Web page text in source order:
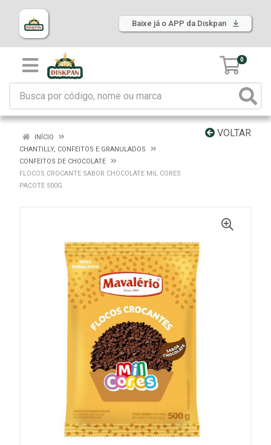
Baixe já o APP da Diskpan
0
VOLTAR
INÍCIO
CHANTILLY, CONFEITOS E GRANULADOS
CONFEITOS DE CHOCOLATE
FLOCOS CROCANTE SABOR CHOCOLATE MIL CORES
PACOTE 500G